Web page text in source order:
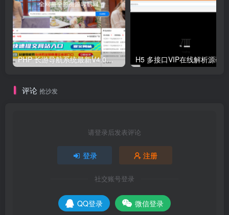
PHP 长游导航系统最新V4.0开源可运营正版 源码 H5 多接口VIP在线解析源码
评论 抢沙发
请登录后发表评论
登录 注册
社交账号登录
QQ登录 微信登录